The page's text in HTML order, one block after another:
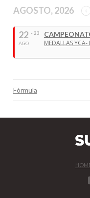
AGOSTO, 2026
22
AGO
- 23
MEDALLAS
Fórmula